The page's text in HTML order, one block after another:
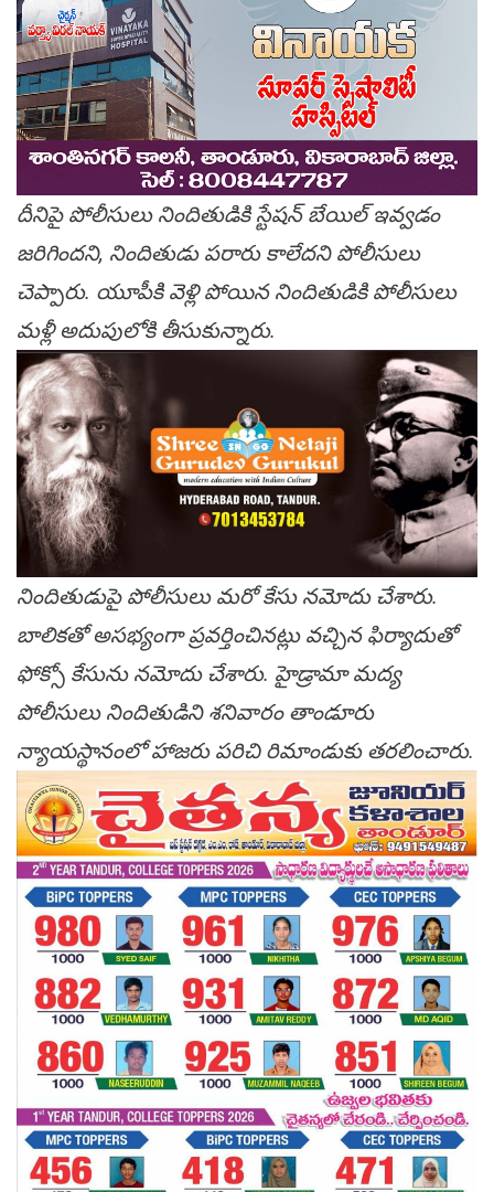
దీనిపై పోలీసులు నిందితుడికి స్టేషన్ బేయిల్ ఇవ్వడం
జరిగిందని, నిందితుడు పరారు కాలేదని పోలీసులు
చెప్పారు. యూపీకి వెళ్లి పోయిన నిందితుడికి పోలీసులు
మళ్లీ అదుపులోకి తీసుకున్నారు.
నిందితుడుపై పోలీసులు మరో కేసు నమోదు చేశారు.
బాలికతో అసభ్యంగా ప్రవర్తించినట్లు వచ్చిన ఫిర్యాదుతో
ఫోక్సో కేసును నమోదు చేశారు. హైడ్రామా మద్య
పోలీసులు నిందితుడిని శనివారం తాండూరు
న్యాయస్థానంలో హాజరు పరిచి రిమాండుకు తరలించారు.